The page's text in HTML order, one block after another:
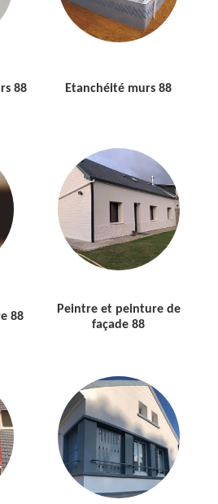
88 Etanchéité murs 88
88
Peintre et peinture de
façade 88